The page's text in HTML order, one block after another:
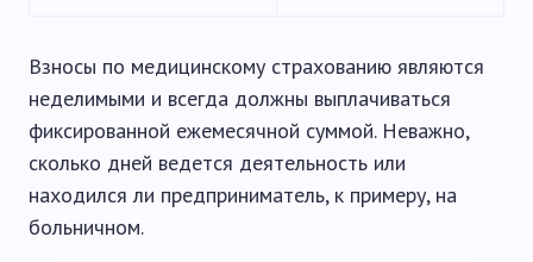
Взносы по медицинскому страхованию являются
неделимыми и всегда должны выплачиваться
фиксированной ежемесячной суммой. Неважно,
сколько дней ведется деятельность или
находился ли предприниматель, к примеру, на
больничном.